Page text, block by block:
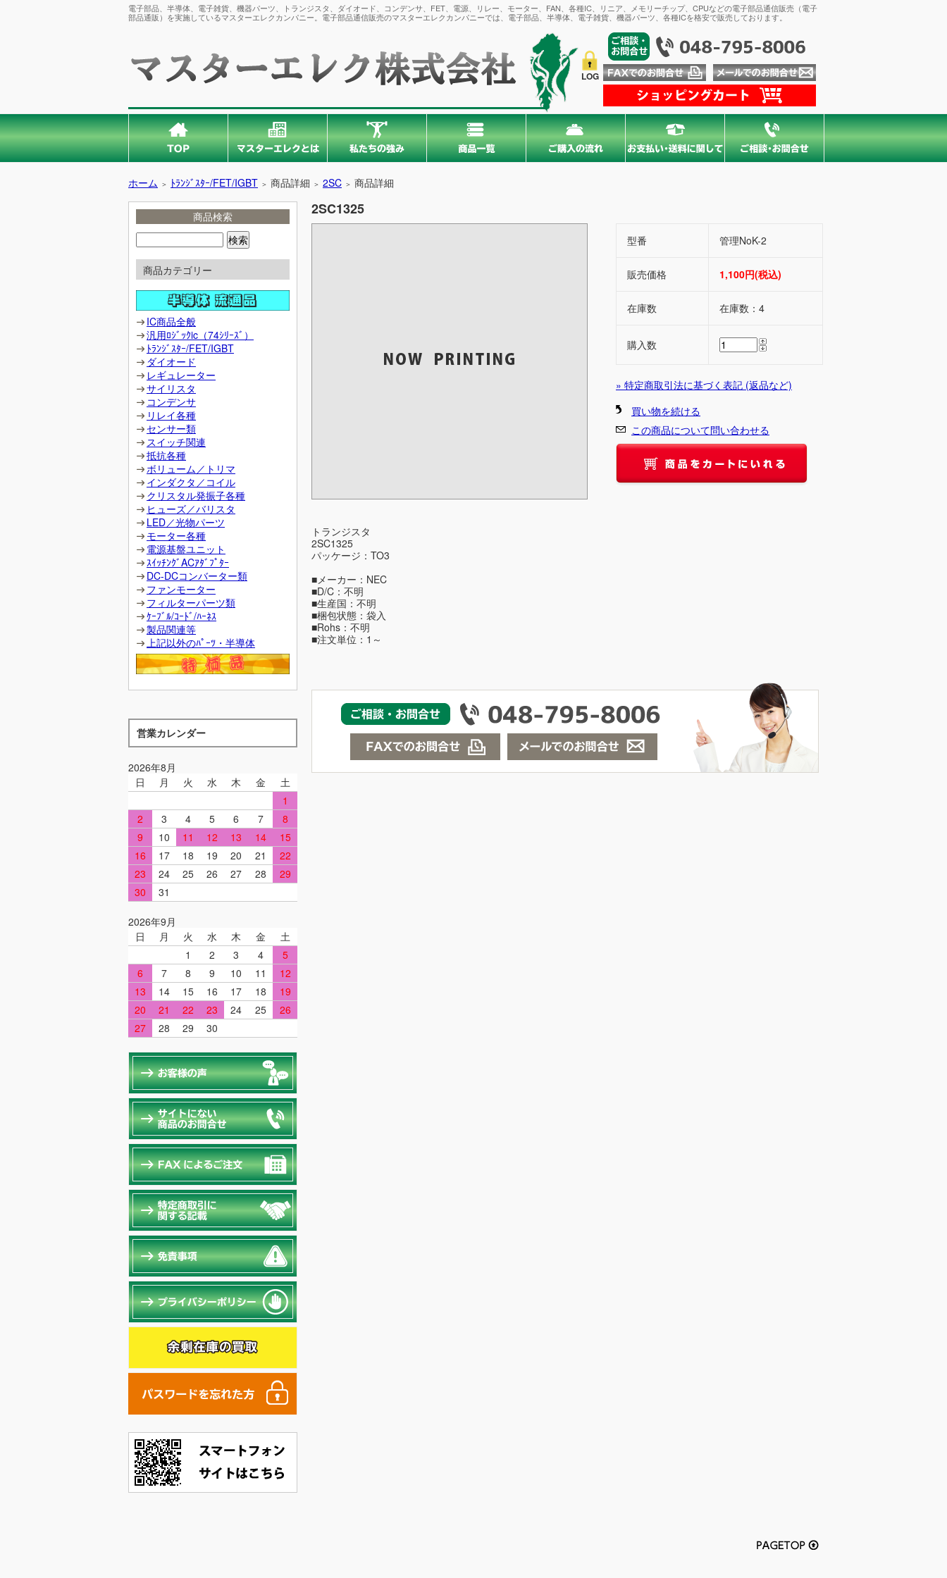
電子部品、半導体、電子雑貨、機器パーツ、トランジスタ、ダイオード、コンデンサ、FET、電源、リレー、モーター、FAN、各種IC、リニア、メモリーチップ、CPUなどの電子部品通信販売（電子
部品通販）を実施しているマスターエレクカンパニー。電子部品通信販売のマスターエレクカンパニーでは、電子部品、半導体、電子雑貨、機器パーツ、各種ICを格安で販売しております。
LOG
ホーム ＞ ﾄﾗﾝｼﾞｽﾀｰ/FET/IGBT ＞ 商品詳細 ＞ 2SC ＞ 商品詳細
商品検索
商品カテゴリー
IC商品全般
汎用ﾛｼﾞｯｸic（74ｼﾘｰｽﾞ）
ﾄﾗﾝｼﾞｽﾀｰ/FET/IGBT
ダイオード
レギュレーター
サイリスタ
コンデンサ
リレイ各種
センサー類
スイッチ関連
抵抗各種
ボリューム／トリマ
インダクタ／コイル
クリスタル発振子各種
ヒューズ／バリスタ
LED／光物パーツ
モーター各種
電源基盤ユニット
ｽｲｯﾁﾝｸﾞACｱﾀﾞﾌﾟﾀｰ
DC-DCコンバーター類
ファンモーター
フィルターパーツ類
ｹｰﾌﾞﾙ/ｺｰﾄﾞ/ﾊｰﾈｽ
製品関連等
上記以外のﾊﾟｰﾂ・半導体
営業カレンダー
2026年8月
日
月 火 水 木 金
土
1
2
3 4 5 6 7
8
9
10 11 12 13 14
15
16
17 18 19 20 21
22
23
24 25 26 27 28
29
30
31
2026年9月
日
月 火 水 木 金
土
1
2 3 4
5
6
7 8 9 10 11
12
13
14 15 16 17 18
19
20
21 22 23 24 25
26
27
28 29 30
2SC1325
型番 管理NoK-2
販売価格 1,100円(税込)
在庫数 在庫数：4
購入数
» 特定商取引法に基づく表記 (返品など)
買い物を続ける
この商品について問い合わせる
トランジスタ
2SC1325
パッケージ：TO3
■メーカー：NEC
■D/C：不明
■生産国：不明
■梱包状態：袋入
■Rohs：不明
■注文単位：1～